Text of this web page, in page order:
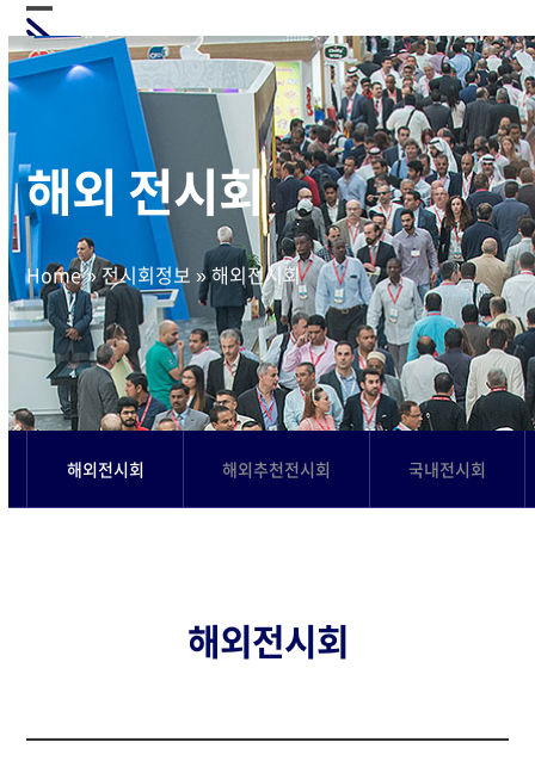
Skip
to
content
Open
mobile
Close
mobile
해외 전시회
Home»전시회정보 »해외전시회
해외전시회 해외추천전시회 국내전시회
해외전시회